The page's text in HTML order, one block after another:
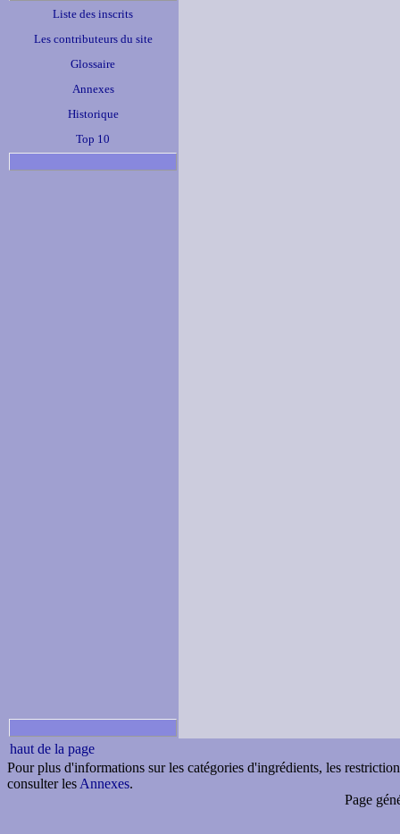
Liste des inscrits
Les contributeurs du site
Glossaire
Annexes
Historique
Top 10
haut de la page
Pour plus d'informations sur les catégories d'ingrédients, les
consulter les Annexes.
Page